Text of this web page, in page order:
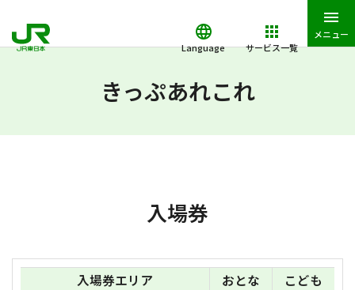
Language サービス一覧
メニュー
きっぷあれこれ
入場券
入場券エリア おとな
こども